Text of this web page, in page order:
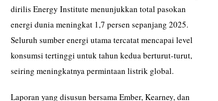
dirilis Energy Institute menunjukkan total pasokan
energi dunia meningkat 1,7 persen sepanjang 2025.
Seluruh sumber energi utama tercatat mencapai level
konsumsi tertinggi untuk tahun kedua berturut-turut,
seiring meningkatnya permintaan listrik global.
Laporan yang disusun bersama Ember, Kearney, dan